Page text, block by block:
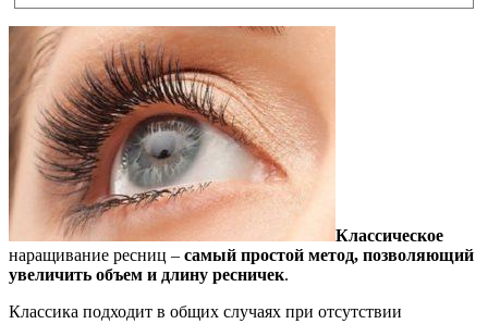
Классическое
наращивание ресниц – самый простой метод, позволяющий
увеличить объем и длину ресничек.
Классика подходит в общих случаях при отсутствии